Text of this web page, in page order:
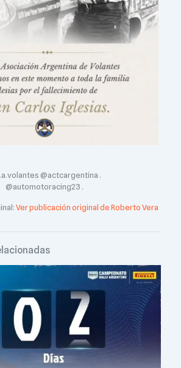
@actcargentina .
@automotoracing23 .
Ver publicación original de Roberto Vera